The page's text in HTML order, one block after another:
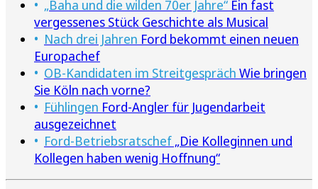
„Baha und die wilden 70er Jahre“ Ein fast
vergessenes Stück Geschichte als Musical
Nach drei Jahren Ford bekommt einen neuen
Europachef
OB-Kandidaten im Streitgespräch Wie bringen
Sie Köln nach vorne?
Fühlingen Ford-Angler für Jugendarbeit
ausgezeichnet
Ford-Betriebsratschef „Die Kolleginnen und
Kollegen haben wenig Hoffnung“